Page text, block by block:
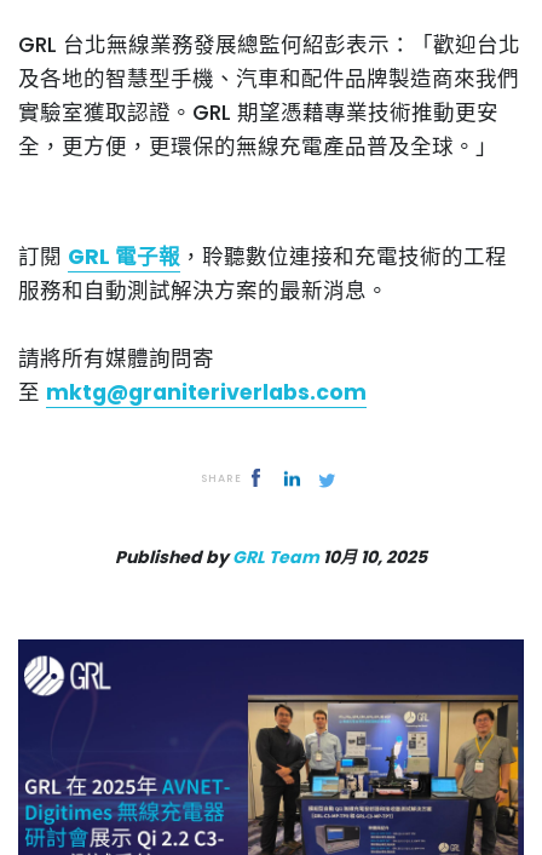
GRL 台北無線業務發展總監何紹彭表示：「歡迎台北
及各地的智慧型手機、汽車和配件品牌製造商來我們
實驗室獲取認證。GRL 期望憑藉專業技術推動更安
全，更方便，更環保的無線充電產品普及全球。」
訂閱 GRL 電子報 ，聆聽數位連接和充電技術的工程
服務和自動測試解決方案的最新消息。
請將所有媒體詢問寄
至 mktg@graniteriverlabs.com
SHARE
Published byGRL Team10月 10, 2025